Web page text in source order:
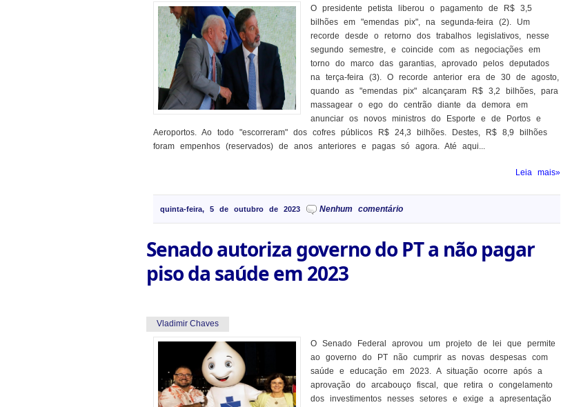
O presidente petista liberou o pagamento de R$ 3,5
bilhões em "emendas pix", na segunda-feira (2). Um
recorde desde o retorno dos trabalhos legislativos, nesse
segundo semestre, e coincide com as negociações em
torno do marco das garantias, aprovado pelos deputados
na terça-feira (3). O recorde anterior era de 30 de agosto,
quando as "emendas pix" alcançaram R$ 3,2 bilhões, para
massagear o ego do centrão diante da demora em
anunciar os novos ministros do Esporte e de Portos e
Aeroportos. Ao todo "escorreram" dos cofres públicos R$ 24,3 bilhões. Destes, R$ 8,9 bilhões
foram empenhos (reservados) de anos anteriores e pagas só agora. Até aqui...
Leia mais»
quinta-feira, 5 de outubro de 2023 Nenhum comentário
Senado autoriza governo do PT a não pagar
piso da saúde em 2023
Vladimir Chaves
O Senado Federal aprovou um projeto de lei que permite
ao governo do PT não cumprir as novas despesas com
saúde e educação em 2023. A situação ocorre após a
aprovação do arcabouço fiscal, que retira o congelamento
dos investimentos nesses setores e exige a apresentação